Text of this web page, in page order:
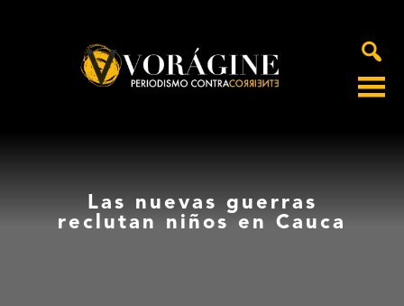
Las nuevas guerras
reclutan niños en Cauca